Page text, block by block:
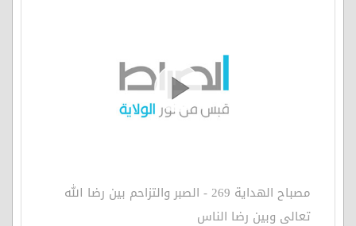
مصباح الهداية 269 - الصبر والتزاحم بين رضا الله
تعالى وبين رضا الناس